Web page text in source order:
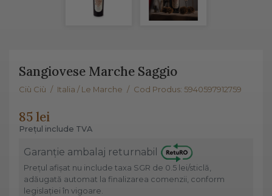
Sangiovese Marche Saggio
Ciù Ciù / Italia / Le Marche / Cod Produs: 5940597912759
85 lei
Prețul include TVA
Garanție ambalaj returnabil
Prețul afișat nu include taxa SGR de 0.5 lei/sticlă,
adăugată automat la finalizarea comenzii, conform
legislației în vigoare.